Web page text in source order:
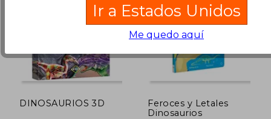
DINOSAURIOS 3D
Feroces y Letales
Dinosaurios
Ir a Estados Unidos
Me quedo aquí